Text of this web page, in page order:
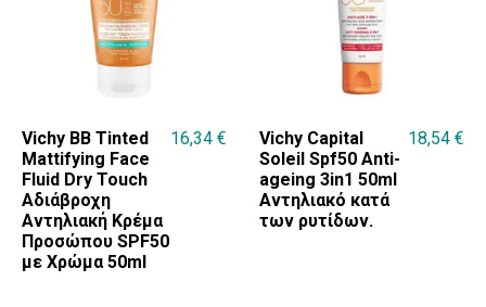
Vichy BB Tinted
Mattifying Face
Fluid Dry Touch
Αδιάβροχη
Αντηλιακή Κρέμα
Προσώπου SPF50
με Χρώμα 50ml
16,34 €
Vichy Capital
Soleil Spf50 Anti-
ageing 3in1 50ml
Αντηλιακό κατά
των ρυτίδων.
18,54 €